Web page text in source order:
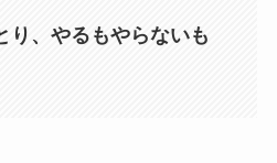
り、やるもやらないも